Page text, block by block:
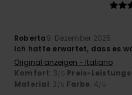
Roberta9. Dezember 2025
Ich hatte erwartet, dass es
Original anzeigen - Italiano
Komfort: 3/5 Preis-
Material: 3 /5 Farbe: 4/5